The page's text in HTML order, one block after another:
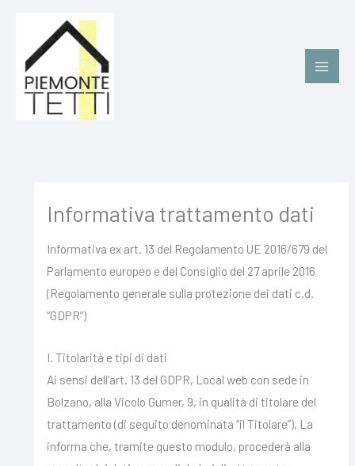
contenuto
Informativa trattamento dati
Informativa ex art. 13 del Regolamento UE 2016/679 del
Parlamento europeo e del Consiglio del 27 aprile 2016
(Regolamento generale sulla protezione dei dati c.d.
“GDPR”)
I. Titolarità e tipi di dati
Ai sensi dell’art. 13 del GDPR, Local web con sede in
Bolzano, alla Vicolo Gumer, 9, in qualità di titolare del
trattamento (di seguito denominata “il Titolare”), La
informa che, tramite questo modulo, procederà alla